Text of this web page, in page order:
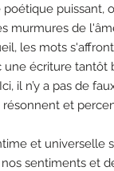
puissant,
murmures de
les mots
écriture tantôt
il n’y a pas de
et
et universelle
sentiments et